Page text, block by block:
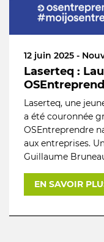
12 juin 2025 -
Laserteq :
Laserteq, une
a été couronnée
OSEntreprendre
aux entreprises.
Guillaume
EN SAVOIR